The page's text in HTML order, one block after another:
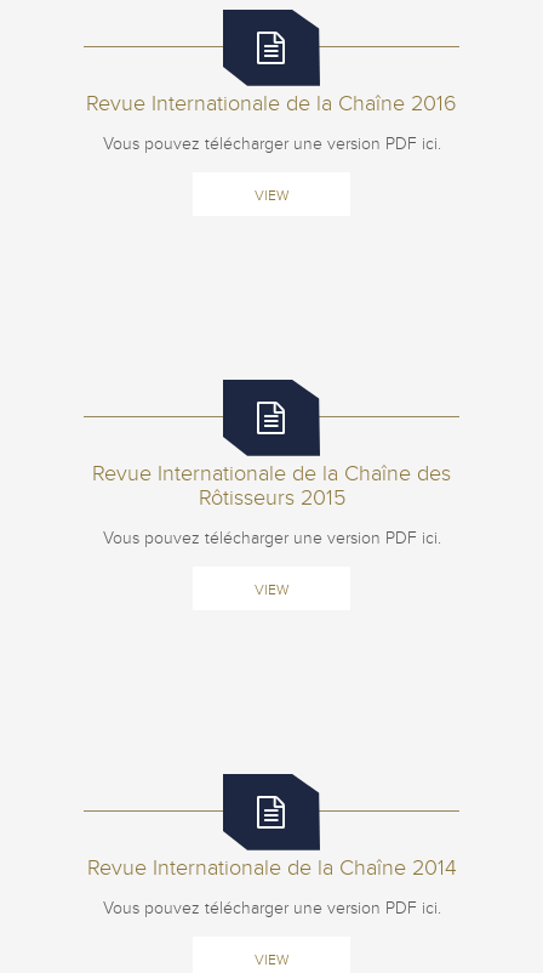
Revue Internationale de la Chaîne 2016
Vous pouvez télécharger une version PDF ici.
VIEW
Revue Internationale de la Chaîne des
Rôtisseurs 2015
Vous pouvez télécharger une version PDF ici.
VIEW
Revue Internationale de la Chaîne 2014
Vous pouvez télécharger une version PDF ici.
VIEW